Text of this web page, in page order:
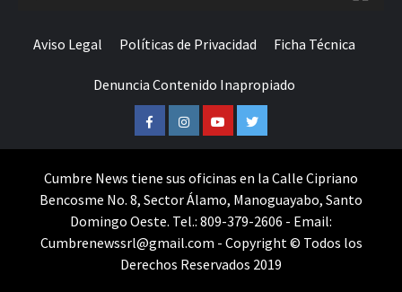
Aviso Legal Políticas de Privacidad Ficha Técnica
Denuncia Contenido Inapropiado
FacebookInstagramYoutubeTwitter
Cumbre News tiene sus oficinas en la Calle Cipriano
Bencosme No. 8, Sector Álamo, Manoguayabo, Santo
Domingo Oeste. Tel.: 809-379-2606 - Email:
Cumbrenewssrl@gmail.com - Copyright © Todos los
Derechos Reservados 2019